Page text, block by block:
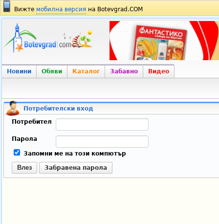
Вижте мобилна версия на Botevgrad.COM
Новини Обяви Каталог Забавно Видео
Потребителски вход
Потребител
Парола
Запомни ме на този компютър
Влез Забравена парола